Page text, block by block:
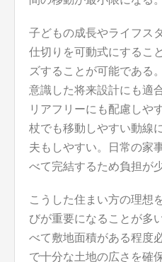
子どもの成長やライフス
仕切りを可動式にするこ
ズすることが可能である
意識した将来設計にも適
リアフリーにも配慮しや
杖でも移動しやすい動線
夫もしやすい。日常の家
べて完結するため負担が
こうした住まい方の理想
びが重要になることが多
べて敷地面積がある程度
で十分な土地の広さを確